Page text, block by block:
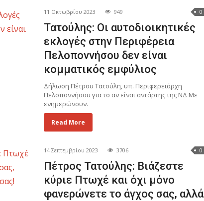
11 Οκτωβρίου 2023 949 0
Τατούλης: Οι αυτοδιοικητικές
εκλογές στην Περιφέρεια
Πελοποννήσου δεν είναι
κομματικός εμφύλιος
Δήλωση Πέτρου Τατούλη, υπ. Περιφερειάρχη
Πελοποννήσου για το αν είναι αντάρτης της ΝΔ Με
ενημερώνουν.
Read More
14 Σεπτεμβρίου 2023 3706 0
Πέτρος Τατούλης: Βιάζεστε
κύριε Πτωχέ και όχι μόνο
φανερώνετε το άγχος σας, αλλά